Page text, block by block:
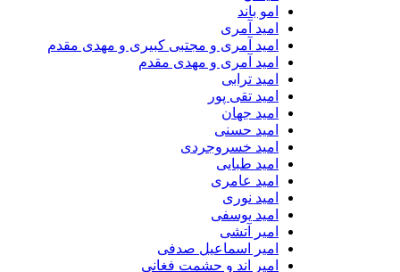
امو باند
امید آمری
امید آمری و مجتبی کبیری و مهدى مقدم
امید آمری و مهدی مقدم
امید ترابی
امید تقی پور
امید جهان
امید حسنی
امید خسروجردی
امید طبایی
امید عامری
امید نوری
امید یوسفی
امیر آتشی
امیر اسماعیل صدفی
امیر اند و حشمت فغانی